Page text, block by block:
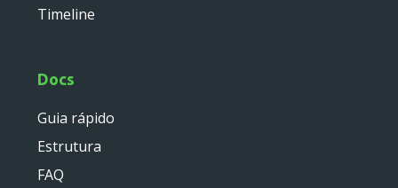
Timeline
Docs
Guia rápido
Estrutura
FAQ